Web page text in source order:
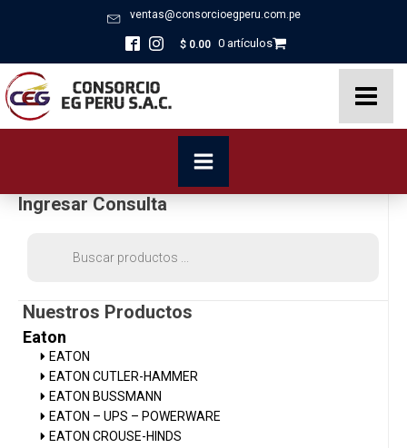
ventas@consorcioegperu.com.pe
$ 0.00 0 artículos
Ingresar Consulta
Nuestros Productos
Eaton
EATON
EATON CUTLER-HAMMER
EATON BUSSMANN
EATON – UPS – POWERWARE
EATON CROUSE-HINDS